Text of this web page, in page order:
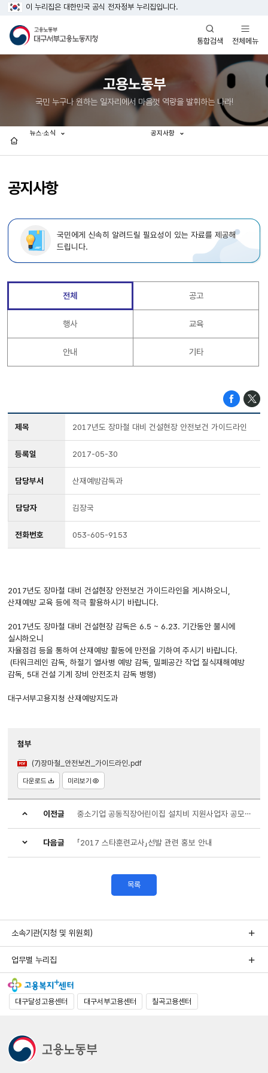
이 누리집은 대한민국 공식 전자정부 누리집입니다.
통합검색
열기
전체메뉴
열기
고용노동부
국민 누구나 원하는 일자리에서 마음껏 역량을 발휘하는 나라!
공지사항
뉴스·소식 공지사항
국민에게 신속히 알려드릴 필요성이 있는 자료를 제공해
드립니다.
전체 공고
행사 교육
안내 기타
제목 2017년도 장마철 대비 건설현장 안전보건 가이드라인
등록일 2017-05-30
담당부서 산재예방감독과
담당자 김장국
전화번호 053-605-9153
2017년도 장마철 대비 건설현장 안전보건 가이드라인을 게시하오니,
산재예방 교육 등에 적극 활용하시기 바랍니다.
2017년도 장마철 대비 건설현장 감독은 6.5 ~ 6.23. 기간동안 불시에
실시하오니
자율점검 등을 통하여 산재예방 활동에 만전을 기하여 주시기 바랍니다.
(타워크레인 감독, 하절기 열사병 예방 감독, 밀폐공간 작업 질식재해예방
감독, 5대 건설 기계 장비 안전조치 감독 병행)
대구서부고용지청 산재예방지도과
첨부
(7)장마철_안전보건_가이드라인.pdf
다운로드 미리보기
이전글 중소기업 공동직장어린이집 설치비 지원사업자 공모사업
다음글 「2017 스타훈련교사」선발 관련 홍보 안내
목록
소속기관(지청 및 위원회)
업무별 누리집
대구달성고용센터 대구서부고용센터 칠곡고용센터